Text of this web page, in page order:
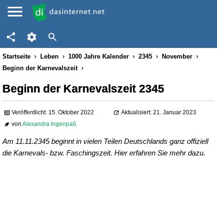
Startseite Leben 1000 Jahre Kalender 2345
November
Beginn der Karnevalszeit
Beginn der Karnevalszeit 2345
Veröffentlicht: 15. Oktober 2022
Aktualisiert: 21. Januar 2023
vonAlexandra Ingenpaß
Am 11.11.2345 beginnt in vielen Teilen Deutschlands ganz offiziell
die Karnevals- bzw. Faschingszeit. Hier erfahren Sie mehr dazu.